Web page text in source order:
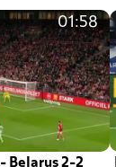
01:58
Belarus 2-2